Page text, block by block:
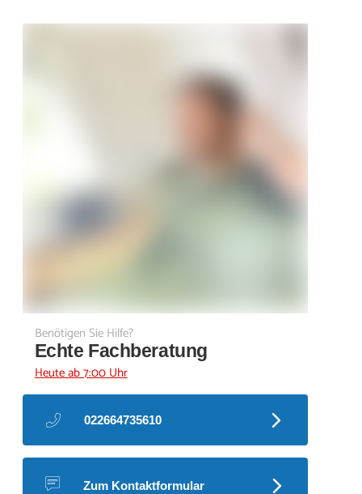
Benötigen Sie Hilfe?
Echte Fachberatung
Heute ab 7:00 Uhr
022664735610
Zum Kontaktformular